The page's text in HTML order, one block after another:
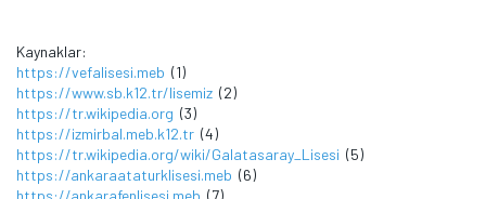
Kaynaklar:
https://vefalisesi.meb (1)
https://www.sb.k12.tr/lisemiz (2)
https://tr.wikipedia.org (3)
https://izmirbal.meb.k12.tr (4)
https://tr.wikipedia.org/wiki/Galatasaray_Lisesi (5)
https://ankaraataturklisesi.meb (6)
https://ankarafenlisesi.meb (7)